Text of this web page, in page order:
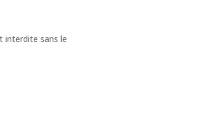
interdite sans le